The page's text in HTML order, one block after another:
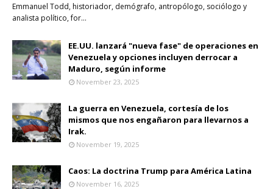
Emmanuel Todd, historiador, demógrafo, antropólogo, sociólogo y
analista político, for…
EE.UU. lanzará "nueva fase" de operaciones en
Venezuela y opciones incluyen derrocar a
Maduro, según informe
November 23, 2025
La guerra en Venezuela, cortesía de los
mismos que nos engañaron para llevarnos a
Irak.
November 19, 2025
Caos: La doctrina Trump para América Latina
November 16, 2025